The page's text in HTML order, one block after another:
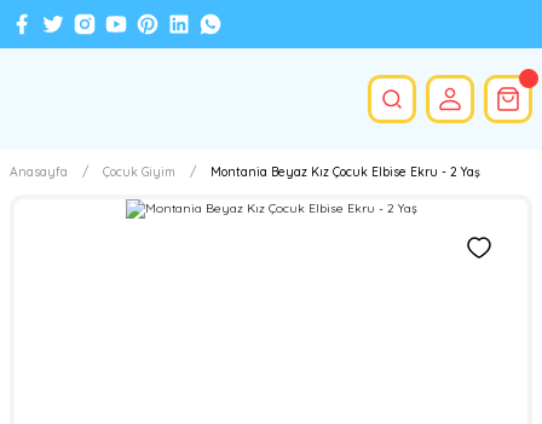
Anasayfa Çocuk Giyim Montania Beyaz Kız Çocuk Elbise Ekru - 2 Yaş